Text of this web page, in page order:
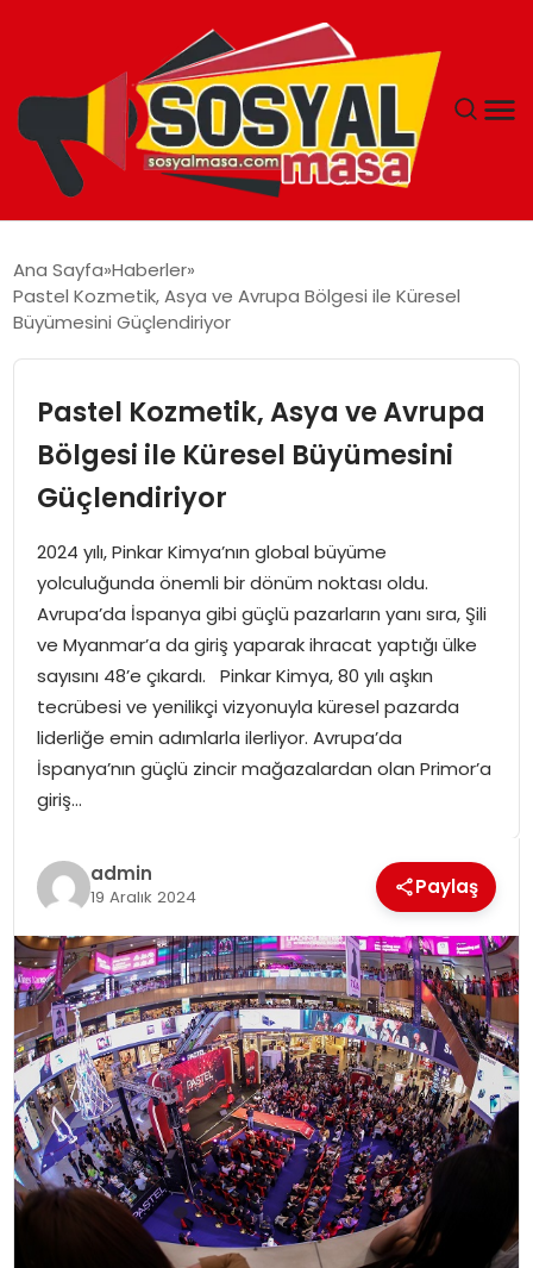
EKONOMI
EĞITIM
SPOR
GÜNDEM
MAGAZIN
Ana Sayfa Haberler
Pastel Kozmetik, Asya ve Avrupa Bölgesi ile Küresel
Büyümesini Güçlendiriyor
Pastel Kozmetik, Asya ve Avrupa
Bölgesi ile Küresel Büyümesini
Güçlendiriyor
2024 yılı, Pinkar Kimya’nın global büyüme
yolculuğunda önemli bir dönüm noktası oldu.
Avrupa’da İspanya gibi güçlü pazarların yanı sıra, Şili
ve Myanmar’a da giriş yaparak ihracat yaptığı ülke
sayısını 48’e çıkardı. Pinkar Kimya, 80 yılı aşkın
tecrübesi ve yenilikçi vizyonuyla küresel pazarda
liderliğe emin adımlarla ilerliyor. Avrupa’da
İspanya’nın güçlü zincir mağazalardan olan Primor’a
giriş…
admin
19 Aralık 2024 Paylaş